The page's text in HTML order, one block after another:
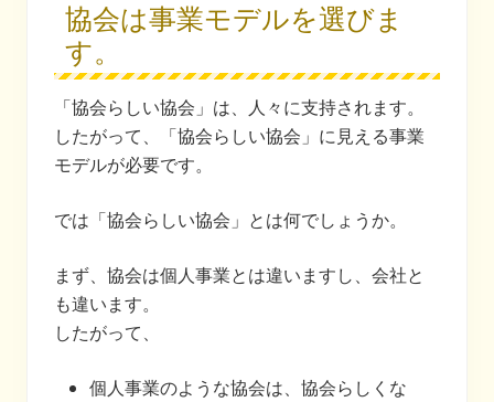
協会は事業モデルを選びま
す。
「協会らしい協会」は、人々に支持されます。
したがって、「協会らしい協会」に見える事業
モデルが必要です。
では「協会らしい協会」とは何でしょうか。
まず、協会は個人事業とは違いますし、会社と
も違います。
したがって、
個人事業のような協会は、協会らしくな